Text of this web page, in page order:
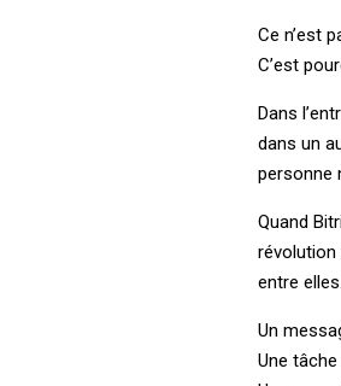
Ce n’est
C’est
Dans
dans un
personne
Quand
entre elles.
Un
Une